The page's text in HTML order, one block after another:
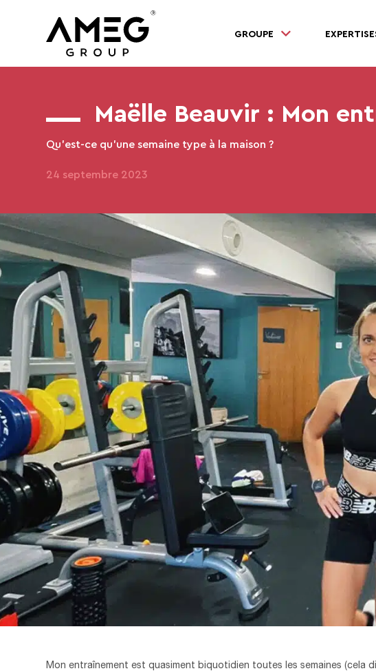
GROUPE
Maëlle Beauvir : Mon
Qu’est-ce qu’une semaine type à la maison ?
24 septembre 2023
Mon entraînement est quasiment biquotidien toutes les semaines (cela